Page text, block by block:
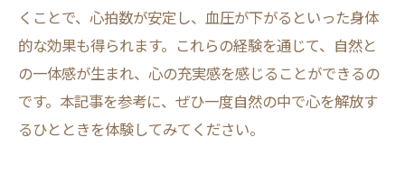
くことで、心拍数が安定し、血圧が下がるといった身体
的な効果も得られます。これらの経験を通じて、自然と
の一体感が生まれ、心の充実感を感じることができるの
です。本記事を参考に、ぜひ一度自然の中で心を解放す
るひとときを体験してみてください。